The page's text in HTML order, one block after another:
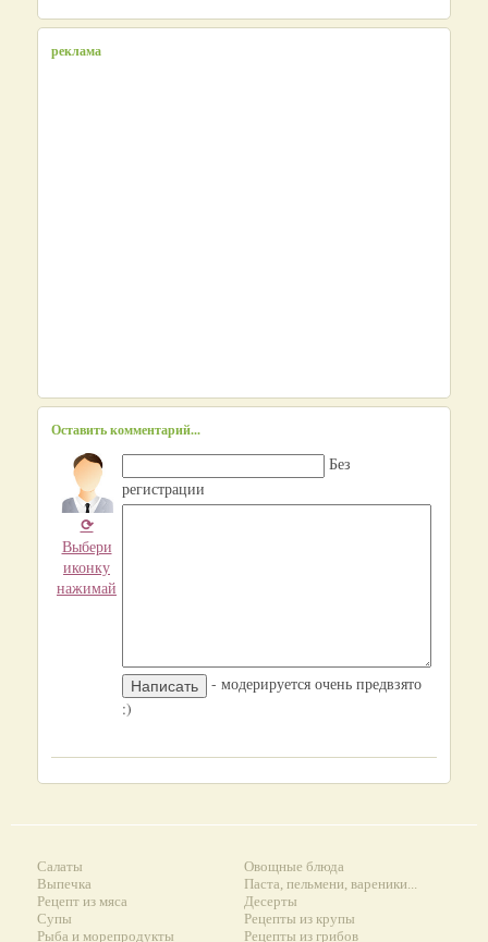
реклама
Оставить комментарий...
⟳
Выбери
иконку
нажимай
Без
регистрации
- модерируется очень предвзято
:)
Салаты
Выпечка
Рецепт из мяса
Супы
Рыба и морепродукты
Овощные блюда
Паста, пельмени, вареники...
Десерты
Рецепты из крупы
Рецепты из грибов